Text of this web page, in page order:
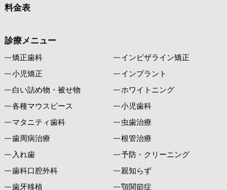
料金表
診療メニュー
矯正歯科
インビザライン矯正
小児矯正
インプラント
白い詰め物・被せ物
ホワイトニング
各種マウスピース
小児歯科
マタニティ歯科
虫歯治療
歯周病治療
根管治療
入れ歯
予防・クリーニング
歯科口腔外科
親知らず
歯牙移植
顎関節症